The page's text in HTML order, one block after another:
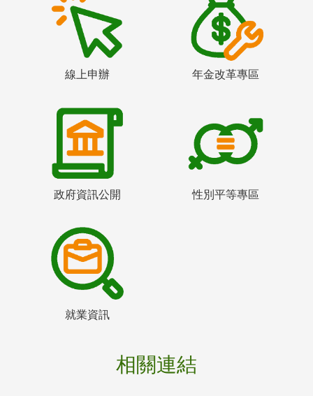
線上申辦 年金改革專區
政府資訊公開 性別平等專區
就業資訊
相關連結